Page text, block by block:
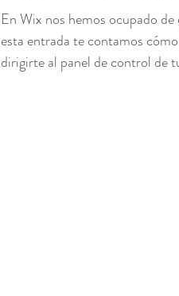
En Wix nos hemos ocupado
esta entrada te contamos
dirigirte al panel de control de